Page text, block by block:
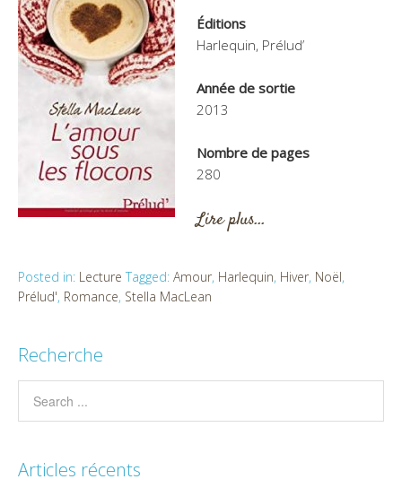
Éditions
Harlequin, Prélud’
Année de sortie
2013
Nombre de pages
280
Lire plus…
Posted in: Lecture Tagged: Amour, Harlequin, Hiver, Noël,
Prélud', Romance, Stella MacLean
Recherche
Articles récents